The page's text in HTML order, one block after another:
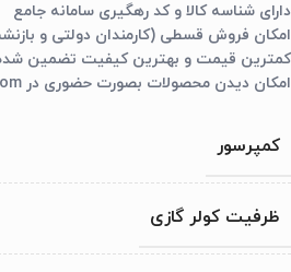
دارای شناسه کالا و کد رهگیری سامانه جامع
امکان فروش قسطی (کارمندان دولتی و
کمترین قیمت و بهترین کیفیت تضمین
امکان دیدن محصولات بصورت حضوری در Show Room
کمپرسور
ظرفیت کولر گازی